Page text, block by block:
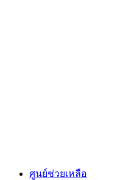
ศูนย์ช่วยเหลือ